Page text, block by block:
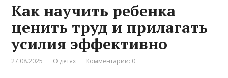
Как научить ребенка
ценить труд и прилагать
усилия эффективно
27.08.2025 О детях Комментарии: 0